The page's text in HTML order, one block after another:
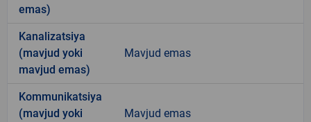
emas)
Kanalizatsiya
(mavjud yoki
mavjud emas)
Mavjud emas
Kommunikatsiya
(mavjud yoki
Mavjud emas